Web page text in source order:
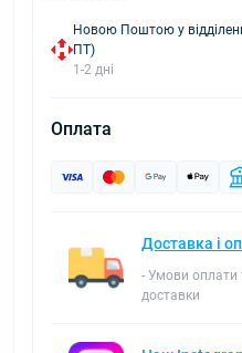
Новою Поштою у
ПТ)
1-2 дні
Оплата
Доставка і
- Умови оплати
доставки